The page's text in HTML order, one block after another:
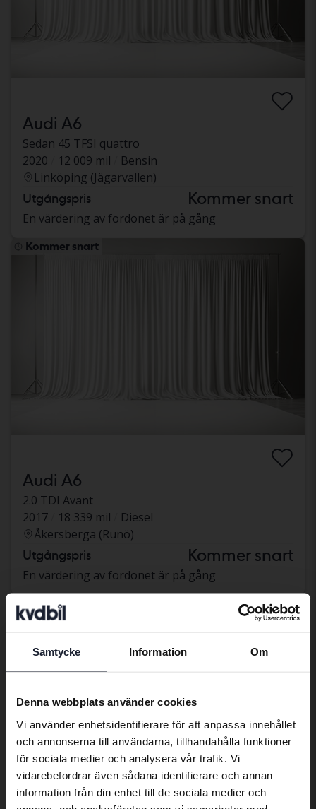
Samtycke Information Om
Denna webbplats använder cookies
Vi använder enhetsidentifierare för att anpassa innehållet
och annonserna till användarna, tillhandahålla funktioner
för sociala medier och analysera vår trafik. Vi
vidarebefordrar även sådana identifierare och annan
information från din enhet till de sociala medier och
Audi A6
Sedan 45 TFSI quattro
2020
12 009 mil
Bensin
Linköping (Jägarvallen)
Utgångspris Kommer snart
En värdering av fordonet är på gång
Kommer snart
Audi A6
2.0 TDI Avant
2017
18 339 mil
Diesel
Åkersberga (Runö)
Utgångspris Kommer snart
En värdering av fordonet är på gång
Kommer snart
Preferred language
We have detected that your browser
Swedish. To better service our friends
abroad we have an English language
site (kvdcars.com) that contains all the
same vehicles and services.